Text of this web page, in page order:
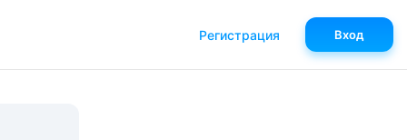
Регистрация Вход